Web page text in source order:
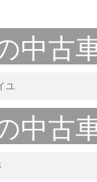
中古
ユ
中古